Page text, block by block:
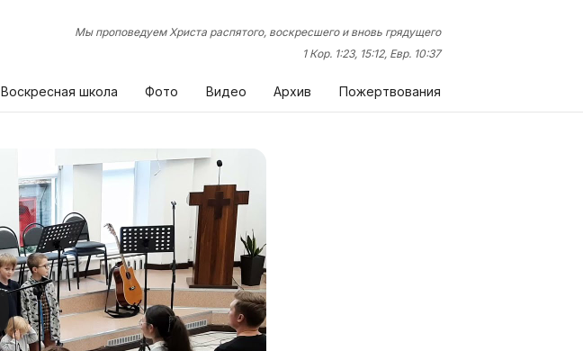
Мы проповедуем Христа распятого, воскресшего и вновь грядущего
1 Кор. 1:23, 15:12, Евр. 10:37
Воскресная школа Фото Видео Архив Пожертвования